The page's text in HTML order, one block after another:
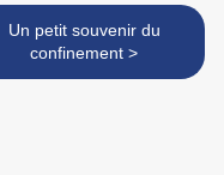
Un petit souvenir du
confinement >